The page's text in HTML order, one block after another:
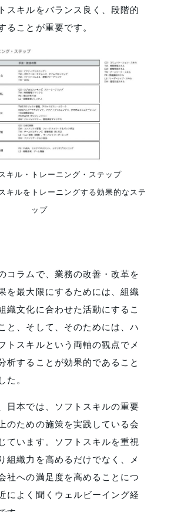
スキルをバランス良く、段階的
ることが重要です。
キル・トレーニング・ステップ
キルをトレーニングする効果的なステ
ップ
コラムで、業務の改善・改革を
を最大限にするためには、組織
織文化に合わせた活動にするこ
と、そして、そのためには、ハ
トスキルという両軸の観点でメ
析することが効果的であること
た。
日本では、ソフトスキルの重要
のための施策を実践している会
ています。ソフトスキルを重視
組織力を高めるだけでなく、メ
社への満足度を高めることにつ
によく聞くウェルビーイング経